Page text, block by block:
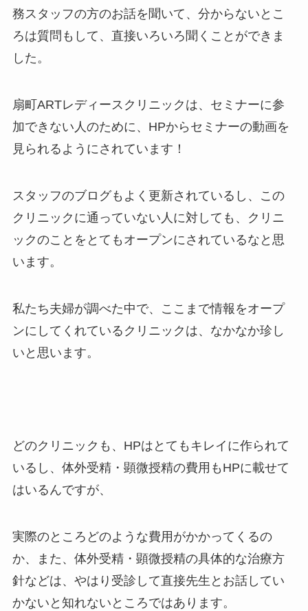
務スタッフの方のお話を聞いて、分からないとこ
ろは質問もして、直接いろいろ聞くことができま
した。
扇町ARTレディースクリニックは、セミナーに参
加できない人のために、HPからセミナーの動画を
見られるようにされています！
スタッフのブログもよく更新されているし、この
クリニックに通っていない人に対しても、クリニ
ックのことをとてもオープンにされているなと思
います。
私たち夫婦が調べた中で、ここまで情報をオープ
ンにしてくれているクリニックは、なかなか珍し
いと思います。
どのクリニックも、HPはとてもキレイに作られて
いるし、体外受精・顕微授精の費用もHPに載せて
はいるんですが、
実際のところどのような費用がかかってくるの
か、また、体外受精・顕微授精の具体的な治療方
針などは、やはり受診して直接先生とお話してい
かないと知れないところではあります。